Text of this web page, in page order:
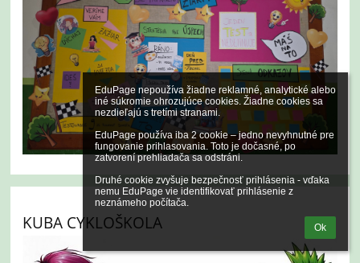
EduPage nepoužíva žiadne reklamné, analytické alebo
iné súkromie ohrozujúce cookies. Žiadne cookies sa
nezdieľajú s tretími stranami.
EduPage používa iba 2 cookie – jedno nevyhnutné pre
fungovanie prihlasovania. Toto je dočasné, po
zatvorení prehliadača sa odstráni.
Druhé cookie zvyšuje bezpečnosť prihlásenia - vďaka
nemu EduPage vie identifikovať prihlásenie z
neznámeho počítača.
Ok
KUBA CYKLOŠKOLA